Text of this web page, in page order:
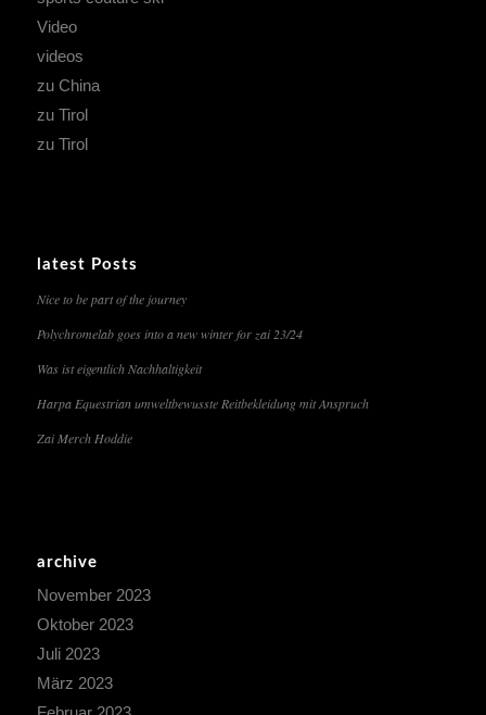
Video
videos
zu China
zu Tirol
zu Tirol
latest Posts
Nice to be part of the journey
Polychromelab goes into a new winter for zai 23/24
Was ist eigentlich Nachhaltigkeit
Harpa Equestrian umweltbewusste Reitbekleidung mit Anspruch
Zai Merch Hoddie
archive
November 2023
Oktober 2023
Juli 2023
März 2023